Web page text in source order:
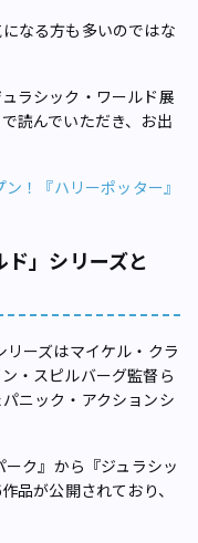
なる方も多いのではな
ラシック・ワールド展
読んでいただき、お出
！『ハリーポッター』
ド」シリーズと
ーズはマイケル・クラ
・スピルバーグ監督ら
ニック・アクションシ
ク』から『ジュラシッ
品が公開されており、